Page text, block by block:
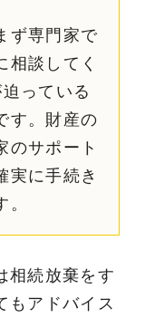
ず専門家で
相談してく
っている
す。財産の
のサポート
実に手続き
相続放棄をす
もアドバイス